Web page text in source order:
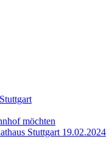
möchten
Stuttgart 19.02.2024